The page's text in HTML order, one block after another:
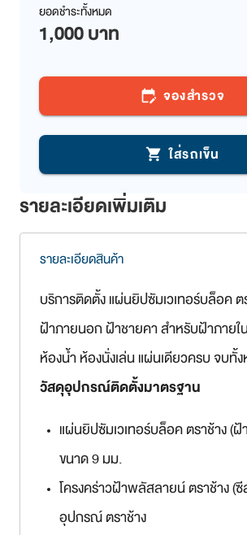
ยอดชำระทั้งหมด
1,000 บาท
edit_calendar จองสำรวจ
shopping_cart ใส่รถเข็น
รายละเอียดเพิ่มเติม
รายละเอียดสินค้า
บริการติดตั้ง แผ่นยิปซัมเวเทอร์บล็อค
ฝ้าภายนอก ฝ้าชายคา สำหรับฝ้าภาย
ห้องน้ำ ห้องนั่งเล่น แผ่นเดียวครบ จบทั้
วัสดุอุปกรณ์ติดตั้งมาตรฐาน
แผ่นยิปซัมเวเทอร์บล็อค ตราช้าง (
ขนาด 9 มม.
โครงคร่าวฝ้าพลัสลายน์ ตราช้าง (
อุปกรณ์ ตราช้าง